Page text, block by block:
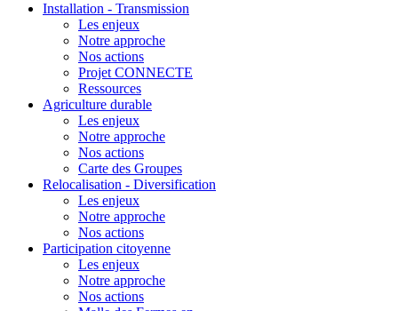
Installation - Transmission
Les enjeux
Notre approche
Nos actions
Projet CONNECTE
Ressources
Agriculture durable
Les enjeux
Notre approche
Nos actions
Carte des Groupes
Relocalisation - Diversification
Les enjeux
Notre approche
Nos actions
Participation citoyenne
Les enjeux
Notre approche
Nos actions